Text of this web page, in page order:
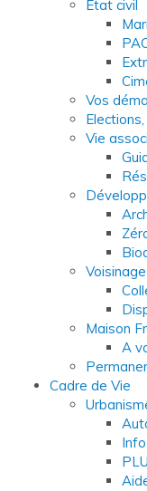
Etat civil
Vos
Vie
Voisinage
Maison
A
Cadre de Vie
PLU